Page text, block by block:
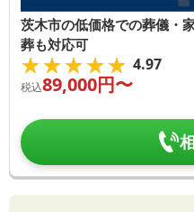
茨木市の低価格での葬儀・
葬も対応可
★★★★★
★★★★★ 4.97
税込89,000円〜